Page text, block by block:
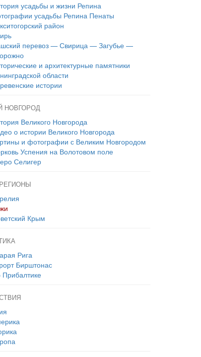
усадьбы и жизни Репина
усадьбы Репина Пенаты
район
перевоз — Свирица — Загубье —
и архитектурные памятники
области
истории
НОВГОРОД
Великого Новгорода
о истории Великого Новгорода
и фотографии с Великим Новгородом
Успения на Волотовом поле
Селигер
Крым
Рига
Бирштонас
Прибалтике